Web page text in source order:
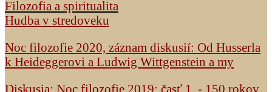
Filozofia a spiritualita
Hudba v stredoveku
Noc filozofie 2020, záznam diskusií: Od Husserla
k Heideggerovi a Ludwig Wittgenstein a my
Diskusia: Noc filozofie 2019: časť 1. - 150 rokov